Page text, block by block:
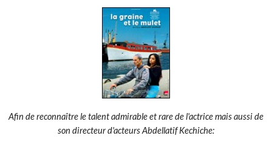
Afin de reconnaître le talent admirable et rare de l'actrice mais aussi de
son directeur d'acteurs Abdellatif Kechiche: